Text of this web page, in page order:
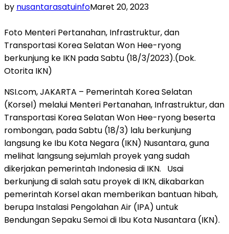
by nusantarasatuinfoMaret 20, 2023
Foto Menteri Pertanahan, Infrastruktur, dan
Transportasi Korea Selatan Won Hee-ryong
berkunjung ke IKN pada Sabtu (18/3/2023).(Dok.
Otorita IKN)
NSI.com, JAKARTA – Pemerintah Korea Selatan
(Korsel) melalui Menteri Pertanahan, Infrastruktur, dan
Transportasi Korea Selatan Won Hee-ryong beserta
rombongan, pada Sabtu (18/3) lalu berkunjung
langsung ke Ibu Kota Negara (IKN) Nusantara, guna
melihat langsung sejumlah proyek yang sudah
dikerjakan pemerintah Indonesia di IKN. Usai
berkunjung di salah satu proyek di IKN, dikabarkan
pemerintah Korsel akan memberikan bantuan hibah,
berupa Instalasi Pengolahan Air (IPA) untuk
Bendungan Sepaku Semoi di Ibu Kota Nusantara (IKN).